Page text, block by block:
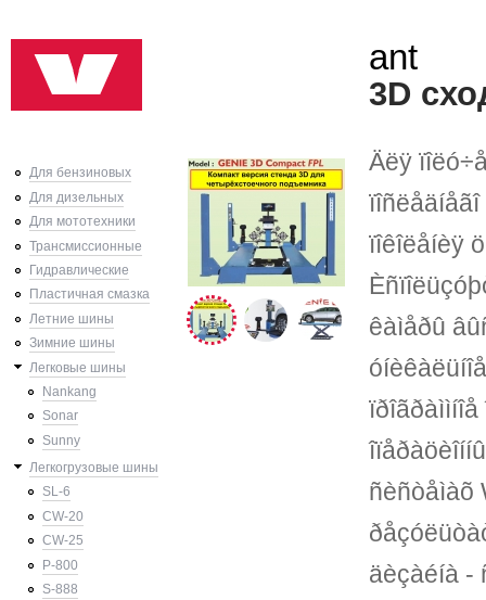
Для бензиновых
Для дизельных
Для мототехники
Трансмиссионные
Гидравлические
Пластичная смазка
Летние шины
Зимние шины
Легковые шины
Nankang
Sonar
Sunny
Легкогрузовые шины
SL-6
CW-20
CW-25
P-800
S-888
ant
3D
Äëÿ
ïîñëåäíåãî
ïîêîëåíèÿ
êàìåðû
óíèêàëüíîå
ïðîãðàììíîå
ñèñòåìàõ
äèçàéíà -